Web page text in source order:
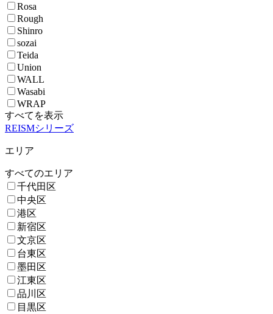
Rosa
Rough
Shinro
sozai
Teida
Union
WALL
Wasabi
WRAP
すべてを表示
REISMシリーズ
エリア
すべてのエリア
千代田区
中央区
港区
新宿区
文京区
台東区
墨田区
江東区
品川区
目黒区